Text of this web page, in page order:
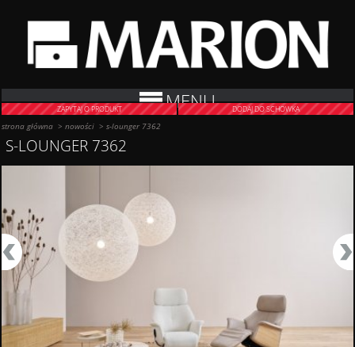
MENU
ZAPYTAJ O PRODUKT DODAJ DO SCHOWKA
strona główna >nowości >s-lounger 7362
S-LOUNGER 7362